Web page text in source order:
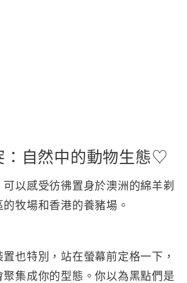
自然中的動物生態♡
以感受彷彿置身於澳洲的綿羊剃
牧場和香港的養豬場。
也特別，站在螢幕前定格一下，
聚集成你的型態。你以為黑點們是